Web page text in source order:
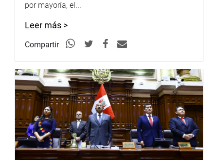
por mayoría, el...
Leer más >
Compartir